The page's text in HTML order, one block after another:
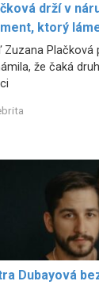
drží v
ktorý
Zuzana
že čaká
Dubayová